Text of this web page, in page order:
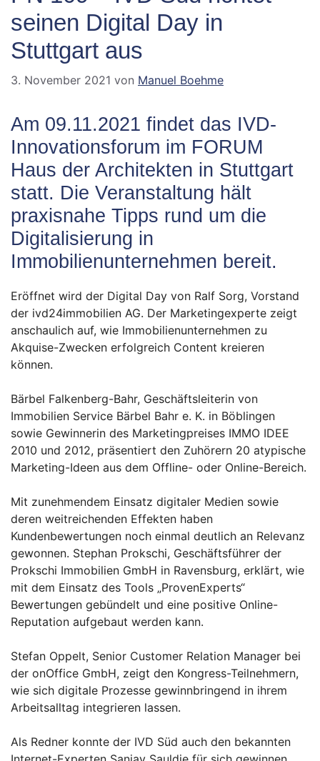
seinen Digital Day in
Stuttgart aus
3. November 2021 von Manuel Boehme
Am 09.11.2021 findet das IVD-
Innovationsforum im FORUM
Haus der Architekten in Stuttgart
statt. Die Veranstaltung hält
praxisnahe Tipps rund um die
Digitalisierung in
Immobilienunternehmen bereit.
Eröffnet wird der Digital Day von Ralf Sorg, Vorstand
der ivd24immobilien AG. Der Marketingexperte zeigt
anschaulich auf, wie Immobilienunternehmen zu
Akquise-Zwecken erfolgreich Content kreieren
können.
Bärbel Falkenberg-Bahr, Geschäftsleiterin von
Immobilien Service Bärbel Bahr e. K. in Böblingen
sowie Gewinnerin des Marketingpreises IMMO IDEE
2010 und 2012, präsentiert den Zuhörern 20 atypische
Marketing-Ideen aus dem Offline- oder Online-Bereich.
Mit zunehmendem Einsatz digitaler Medien sowie
deren weitreichenden Effekten haben
Kundenbewertungen noch einmal deutlich an Relevanz
gewonnen. Stephan Prokschi, Geschäftsführer der
Prokschi Immobilien GmbH in Ravensburg, erklärt, wie
mit dem Einsatz des Tools „ProvenExperts“
Bewertungen gebündelt und eine positive Online-
Reputation aufgebaut werden kann.
Stefan Oppelt, Senior Customer Relation Manager bei
der onOffice GmbH, zeigt den Kongress-Teilnehmern,
wie sich digitale Prozesse gewinnbringend in ihrem
Arbeitsalltag integrieren lassen.
Als Redner konnte der IVD Süd auch den bekannten